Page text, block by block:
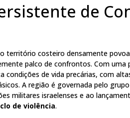
de
território costeiro densamente
palco de confrontos. Com uma
condições de vida precárias, com
A região é governada pelo
militares israelenses e ao
de violência.